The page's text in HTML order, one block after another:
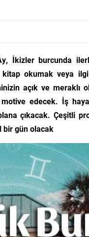
İkizler burcunda
okumak veya
açık ve meraklı
edecek. İş
çıkacak. Çeşitli
bir gün olacak